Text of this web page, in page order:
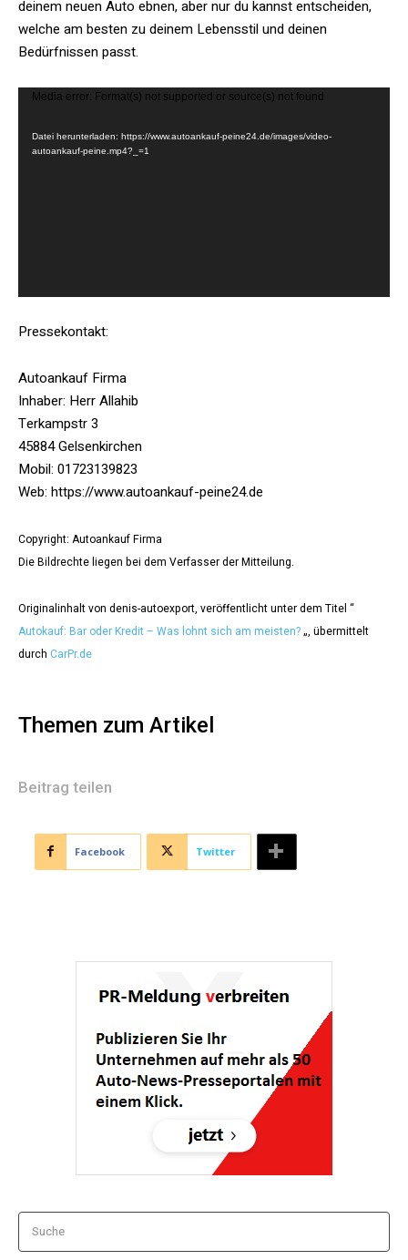
deinem neuen Auto ebnen, aber nur du kannst entscheiden,
welche am besten zu deinem Lebensstil und deinen
Bedürfnissen passt.
y
e
Media error: Format(s) not supported or source(s) not found
Datei herunterladen: https://www.autoankauf-peine24.de/images/video-
autoankauf-peine.mp4?_=1
Pressekontakt:
Autoankauf Firma
Inhaber: Herr Allahib
Terkampstr 3
45884 Gelsenkirchen
Mobil: 01723139823
Web: https://www.autoankauf-peine24.de
Copyright: Autoankauf Firma
Die Bildrechte liegen bei dem Verfasser der Mitteilung.
Originalinhalt von denis-autoexport, veröffentlicht unter dem Titel “
Autokauf: Bar oder Kredit – Was lohnt sich am meisten?„, übermittelt
durch CarPr.de
Themen zum Artikel
Beitrag teilen
Facebook Twitter
Suche